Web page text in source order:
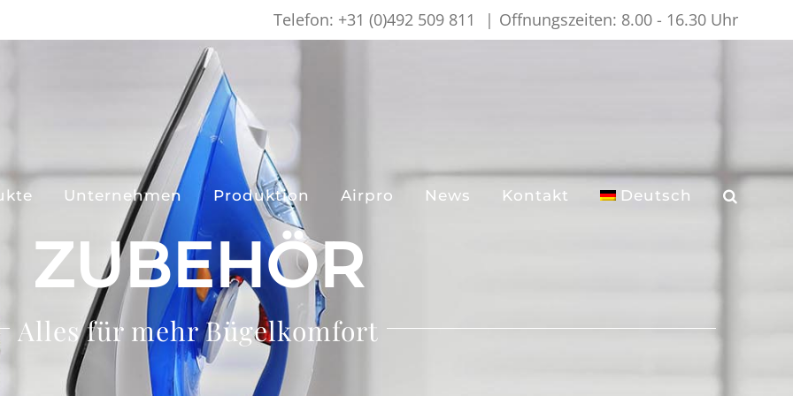
Telefon: +31 (0)492 509 811 | Offnungszeiten: 8.00 - 16.30 Uhr
Unternehmen Produktion Airpro News Kontakt Deutsch
ZUBEHÖR
Alles für mehr Bügelkomfort